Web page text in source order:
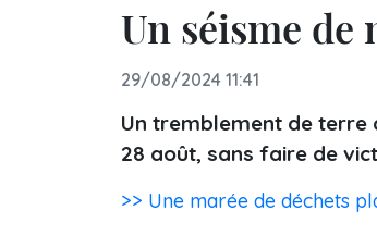
Un séisme de
29/08/2024 11:41
Un tremblement de terre
28 août, sans faire de
>> Une marée de déchets